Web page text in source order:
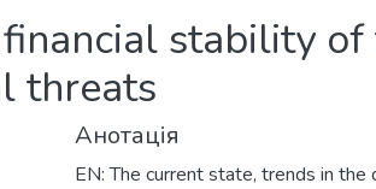
stability
threats
Анотація
EN: The current state, trends in